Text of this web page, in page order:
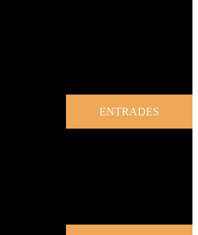
ENTRADES